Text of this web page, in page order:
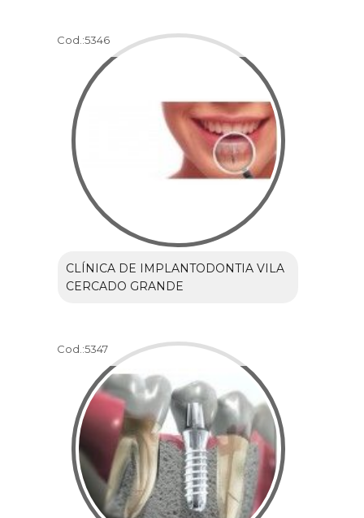
Cod.:5346
CLÍNICA DE IMPLANTODONTIA VILA
CERCADO GRANDE
Cod.:5347